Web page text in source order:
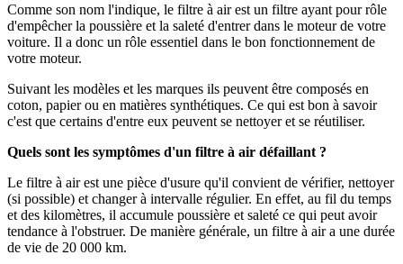
Comme son nom l'indique, le filtre à air est un filtre ayant pour rôle
d'empêcher la poussière et la saleté d'entrer dans le moteur de votre
voiture. Il a donc un rôle essentiel dans le bon fonctionnement de
votre moteur.
Suivant les modèles et les marques ils peuvent être composés en
coton, papier ou en matières synthétiques. Ce qui est bon à savoir
c'est que certains d'entre eux peuvent se nettoyer et se réutiliser.
Quels sont les symptômes d'un filtre à air défaillant ?
Le filtre à air est une pièce d'usure qu'il convient de vérifier, nettoyer
(si possible) et changer à intervalle régulier. En effet, au fil du temps
et des kilomètres, il accumule poussière et saleté ce qui peut avoir
tendance à l'obstruer. De manière générale, un filtre à air a une durée
de vie de 20 000 km.